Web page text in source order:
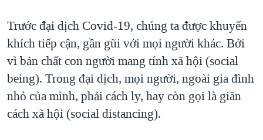
Trước đại dịch Covid-19, chúng ta được khuyến
khích tiếp cận, gần gũi với mọi người khác. Bởi
vì bản chất con người mang tính xã hội (social
being). Trong đại dịch, mọi người, ngoài gia đình
nhỏ của mình, phải cách ly, hay còn gọi là giãn
cách xã hội (social distancing).